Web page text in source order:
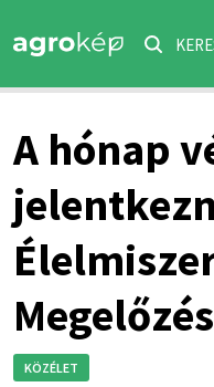
A hónap
KÖZÉLET